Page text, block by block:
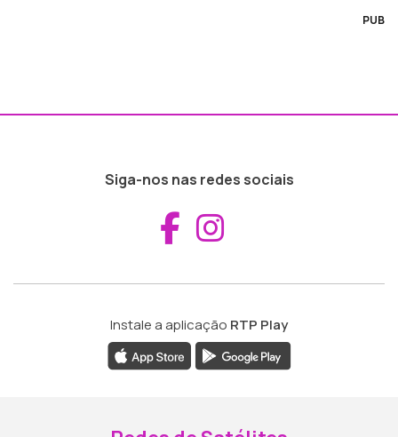
PUB
Siga-nos nas redes sociais
Aceder ao
Instale a aplicação RTP Play